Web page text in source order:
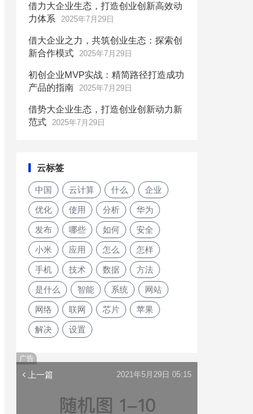
借力大企业生态，打造创业创新高效动
力体系
2025年7月29日
借大企业之力，共筑创业生态：探索创
新合作模式 2025年7月29日
初创企业MVP实战：精简路径打造成功
产品的指南 2025年7月29日
借势大企业生态，打造创业创新动力新
范式 2025年7月29日
云标签
中国 云计算 什么 企业
优化 使用 分析 华为
发布 哪些 如何 安全
小米 应用 怎么 怎样
手机 技术 数据 方法
是什么 智能 系统 网站
网络 联网 芯片 苹果
解决 设置
广告
上一篇 2021年5月29日 05:15